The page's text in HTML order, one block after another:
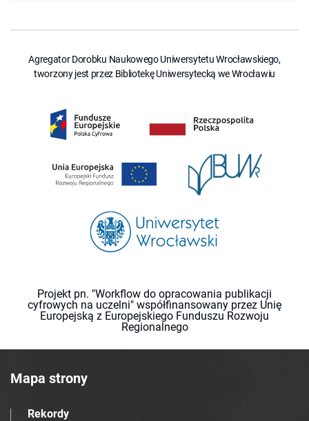
Agregator Dorobku Naukowego Uniwersytetu Wrocławskiego,
tworzony jest przez Bibliotekę Uniwersytecką we Wrocławiu
Projekt pn. "Workflow do opracowania publikacji
cyfrowych na uczelni" współfinansowany przez Unię
Europejską z Europejskiego Funduszu Rozwoju
Regionalnego
Mapa strony
Rekordy